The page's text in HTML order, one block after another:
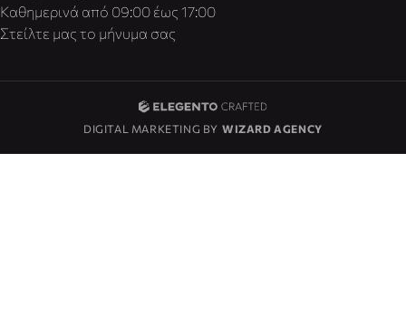
Καθημερινά από 09:00 έως 17:00
Στείλτε μας το μήνυμα σας
DIGITAL MARKETING BY WIZARD AGENCY